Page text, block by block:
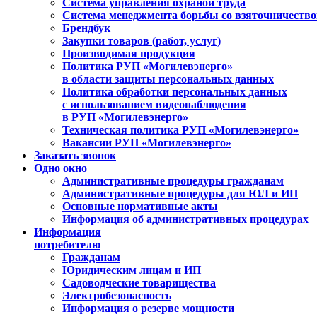
Система управления охраной труда
Система менеджмента борьбы со
Брендбук
Закупки товаров (работ, услуг)
Производимая продукция
Политика РУП «Могилевэнерго»
в области защиты персональных данных
Политика обработки персональных данных
с использованием видеонаблюдения
в РУП «Могилевэнерго»
Техническая политика РУП «Могилевэнерго»
Вакансии РУП «Могилевэнерго»
Заказать звонок
Одно окно
Административные процедуры гражданам
Административные процедуры для ЮЛ и ИП
Основные нормативные акты
Информация об административных процедурах
Информация
потребителю
Гражданам
Юридическим лицам и ИП
Садоводческие товарищества
Электробезопасность
Информация о резерве мощности